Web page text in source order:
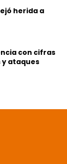
herida a
con cifras
ataques